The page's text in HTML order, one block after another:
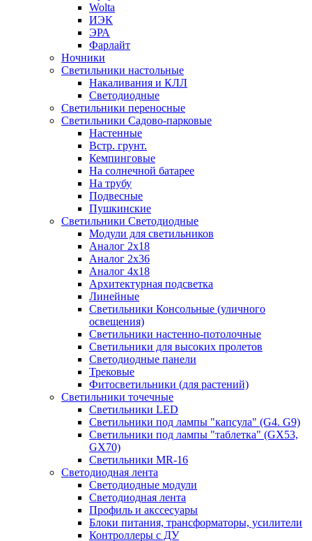
Wolta
ИЭК
ЭРА
Фарлайт
Ночники
Светильники настольные
Накаливания и КЛЛ
Светодиодные
Светильники переносные
Светильники Садово-парковые
Настенные
Встр. грунт.
Кемпинговые
На солнечной батарее
На трубу
Подвесные
Пушкинские
Светильники Светодиодные
Модули для светильников
Аналог 2х18
Аналог 2х36
Аналог 4х18
Архитектурная подсветка
Линейные
Светильники Консольные (уличного
освещения)
Светильники настенно-потолочные
Светильники для высоких пролетов
Светодиодные панели
Трековые
Фитосветильники (для растений)
Светильники точечные
Светильники LED
Светильники под лампы "капсула" (G4. G9)
Светильники под лампы "таблетка" (GX53,
GX70)
Светильники MR-16
Светодиодная лента
Светодиодные модули
Светодиодная лента
Профиль и акссесуары
Блоки питания, трансформаторы, усилители
Контроллеры с ДУ